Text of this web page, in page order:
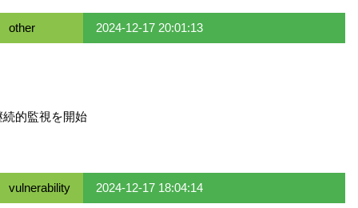
other 2024-12-17 20:01:13
的監視を開始
vulnerability 2024-12-17 18:04:14